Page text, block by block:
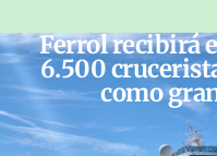
Ferrol recibirá
6.500
como